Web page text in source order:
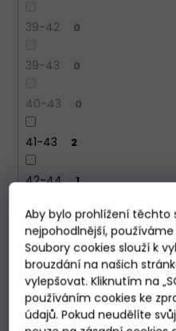
Aby bylo prohlížení těchto
nejpohodlnější,
Soubory cookies slouží k
brouzdání na našich
vylepšovat. Kliknutím na
používáním cookies ke
údajů. Pokud neudělíte
39-42 0
39-43 0
40-43 0
41-43 2
42-44 1
42-46 0
43-46 0
44-46 0